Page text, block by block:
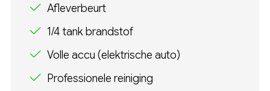
Afleverbeurt
1/4 tank brandstof
Volle accu (elektrische auto)
Professionele reiniging